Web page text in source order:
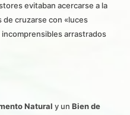
evitaban acercarse a la
cruzarse con «luces
arrastrados
Natural y un Bien de